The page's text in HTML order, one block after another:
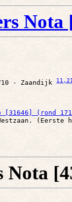
Nota
- Zaandijk
11
[31646] (rond
Nota